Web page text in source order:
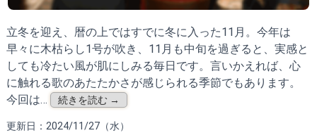
立冬を迎え、暦の上ではすでに冬に入った11月。今年は
早々に木枯らし1号が吹き、11月も中旬を過ぎると、実感と
しても冷たい風が肌にしみる毎日です。言いかえれば、心
に触れる歌のあたたかさが感じられる季節でもあります。
今回は…
続きを読む →
更新日：2024/11/27（水）